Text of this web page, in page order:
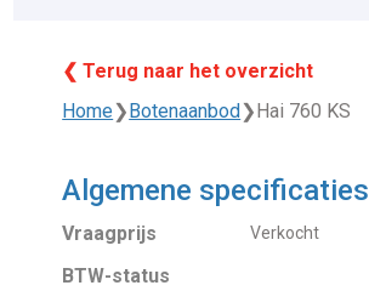
❮ Terug naar het overzicht
Home❯ Botenaanbod ❯ Hai 760 KS
Algemene specificaties
Vraagprijs Verkocht
BTW-status